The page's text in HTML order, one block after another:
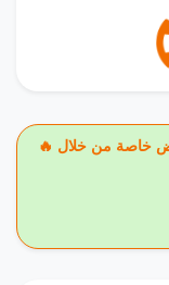
🔥 تابعنا الان و تعرف على جديد الخدمات و عروض خاصة من خلال